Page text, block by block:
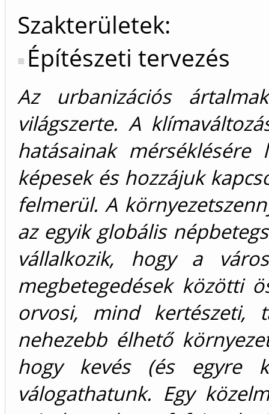
Szakterületek:
Építészeti tervezés
Az urbanizációs
világszerte. A
hatásainak
képesek és hozzájuk
felmerül. A
az egyik globális
vállalkozik, hogy a
megbetegedések közötti
orvosi, mind kertészeti,
nehezebb élhető
hogy kevés (és egyre
válogathatunk. Egy